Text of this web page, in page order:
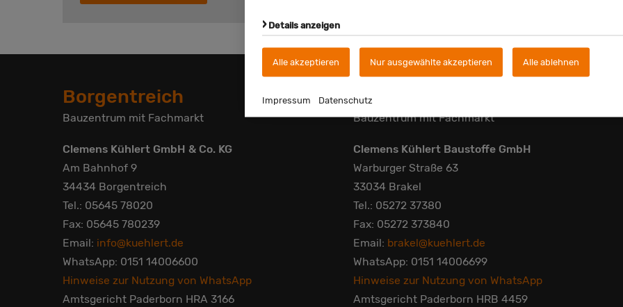
Details anzeigen
Alle akzeptieren Nur ausgewählte akzeptieren Alle ablehnen
Impressum Datenschutz
Borgentreich
Bauzentrum mit Fachmarkt
Clemens Kühlert GmbH & Co. KG
Am Bahnhof 9
34434 Borgentreich
Tel.: 05645 78020
Fax: 05645 780239
Email: info@kuehlert.de
WhatsApp: 0151 14006600
Hinweise zur Nutzung von WhatsApp
Amtsgericht Paderborn HRA 3166
Brakel
Bauzentrum mit Fachmarkt
Clemens Kühlert Baustoffe GmbH
Warburger Straße 63
33034 Brakel
Tel.: 05272 37380
Fax: 05272 373840
Email: brakel@kuehlert.de
WhatsApp: 0151 14006699
Hinweise zur Nutzung von WhatsApp
Amtsgericht Paderborn HRB 4459